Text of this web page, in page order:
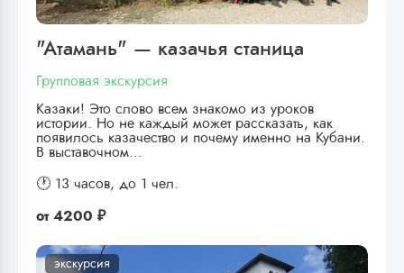
"Атамань" — казачья станица
Групповая экскурсия
Казаки! Это слово всем знакомо из уроков
истории. Но не каждый может рассказать, как
появилось казачество и почему именно на Кубани.
В выставочном…
🕐 13 часов, до 1 чел.
от 4200 ₽
экскурсия